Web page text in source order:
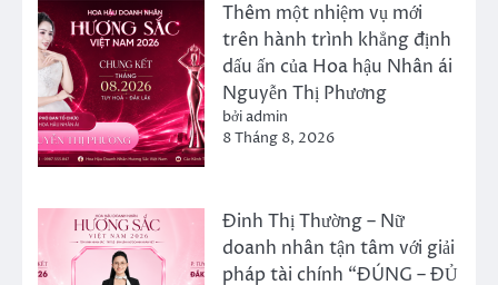
Thêm một nhiệm vụ mới
trên hành trình khẳng định
dấu ấn của Hoa hậu Nhân ái
Nguyễn Thị Phương
bởi admin
8 Tháng 8, 2026
Đinh Thị Thường – Nữ
doanh nhân tận tâm với giải
pháp tài chính “ĐÚNG – ĐỦ